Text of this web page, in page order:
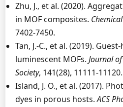
Zhu, J., et al. (2020).
in MOF composites.
7402-7450.
Tan, J.-C., et al. (2019).
luminescent MOFs. Journal
Society, 141(28), 11111-11120.
Island, J. O., et al. (2017).
dyes in porous hosts.ACS